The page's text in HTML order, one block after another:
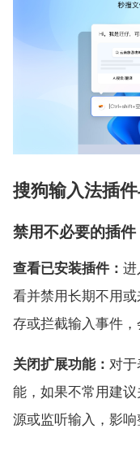
搜狗输入法插
禁用不必要的插件
查看已安装插件： 进
看并禁用长期不用
存或拦截输入事件，
关闭扩展功能： 对
能，如果不常用建
源或监听输入，影响